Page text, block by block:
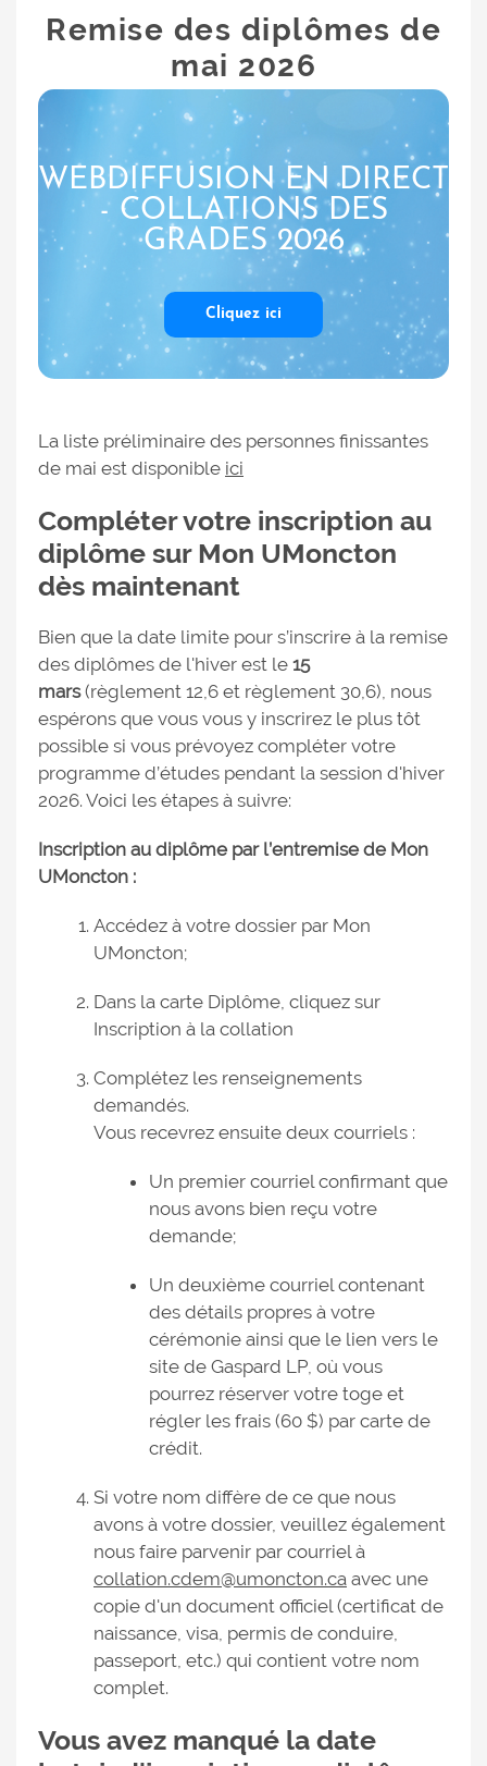
Remise des diplômes de
mai 2026
WEBDIFFUSION EN DIRECT
- COLLATIONS DES
GRADES 2026
Cliquez ici
La liste préliminaire des personnes finissantes
de mai est disponible ici
Compléter votre inscription au
diplôme sur Mon UMoncton
dès maintenant
Bien que la date limite pour s’inscrire à la remise
des diplômes de l'hiver est le 15
mars(règlement 12,6 et règlement 30,6), nous
espérons que vous vous y inscrirez le plus tôt
possible si vous prévoyez compléter votre
programme d’études pendant la session d'hiver
2026. Voici les étapes à suivre:
Inscription au diplôme par l’entremise de Mon
UMoncton :
Accédez à votre dossier par Mon
UMoncton;
Dans la carte Diplôme, cliquez sur
Inscription à la collation
Complétez les renseignements
demandés.
Vous recevrez ensuite deux courriels :
Un premier courriel confirmant que
nous avons bien reçu votre
demande;
Un deuxième courriel contenant
des détails propres à votre
cérémonie ainsi que le lien vers le
site de Gaspard LP, où vous
pourrez réserver votre toge et
régler les frais (60 $) par carte de
crédit.
Si votre nom diffère de ce que nous
avons à votre dossier, veuillez également
nous faire parvenir par courriel à
collation.cdem@umoncton.ca avec une
copie d'un document officiel (certificat de
naissance, visa, permis de conduire,
passeport, etc.) qui contient votre nom
complet.
Vous avez manqué la date